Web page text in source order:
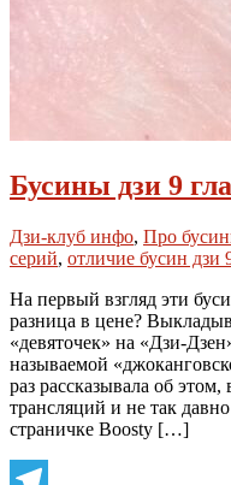
Бусины дзи 9
Дзи-клуб инфо, Про
серий, отличие бусин дзи
На первый взгляд эти
разница в цене?
«девяточек» на «Дзи-
называемой
раз рассказывала об
трансляций и не так
страничке Boosty […]